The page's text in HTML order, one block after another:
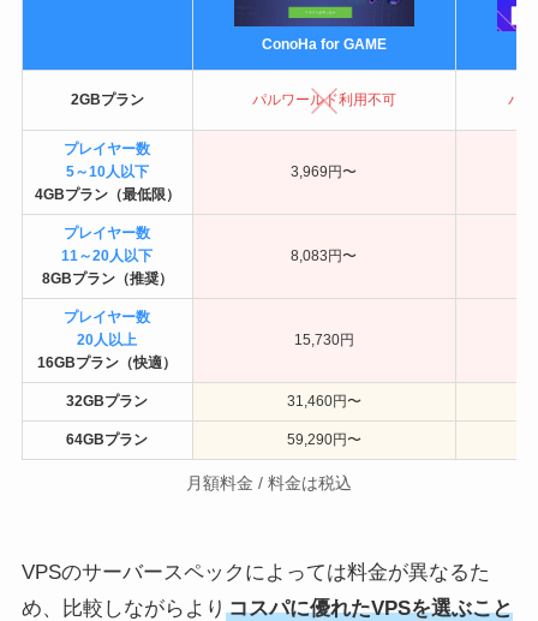
ConoHa for GAME
2GBプラン パルワールド利用不可 パ
プレイヤー数
5～10人以下
4GBプラン（最低限）
3,969円〜
プレイヤー数
11～20人以下
8GBプラン（推奨）
8,083円〜
プレイヤー数
20人以上
16GBプラン（快適）
15,730円
32GBプラン 31,460円〜
64GBプラン 59,290円〜
月額料金 / 料金は税込
VPSのサーバースペックによっては料金が異なるた
め、比較しながらより コスパに優れたVPSを選ぶこと